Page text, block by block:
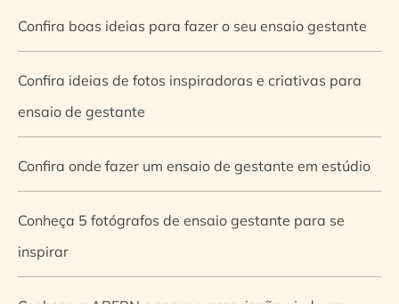
Confira boas ideias para fazer o seu ensaio gestante
Confira ideias de fotos inspiradoras e criativas para
ensaio de gestante
Confira onde fazer um ensaio de gestante em estúdio
Conheça 5 fotógrafos de ensaio gestante para se
inspirar